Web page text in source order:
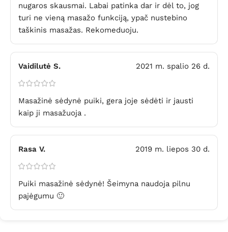
nugaros skausmai. Labai patinka dar ir dėl to, jog
turi ne vieną masažo funkciją, ypač nustebino
taškinis masažas. Rekomeduoju.
Vaidilutė S. 2021 m. spalio 26 d.
Masažinė sėdynė puiki, gera joje sėdėti ir jausti
kaip ji masažuoja .
Rasa V. 2019 m. liepos 30 d.
Puiki masažinė sėdynė! Šeimyna naudoja pilnu
pajėgumu 🙂